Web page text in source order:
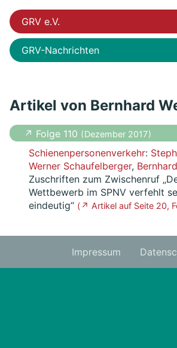
GRV e.V.
GRV-Nachrichten
Artikel von Bernhard
↗ Folge 110 ( Dezember 2017 )
Schienenpersonenverkehr:
Werner Schaufelberger,
Zuschriften zum Zwischenruf
Wettbewerb im SPNV verfehlt
eindeutig“ ( ↗ Artikel auf Seite 20,
Impressum